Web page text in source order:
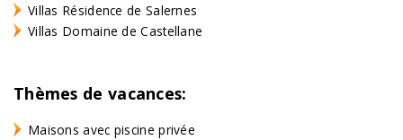
Villas Résidence de Salernes
Villas Domaine de Castellane
Thèmes de vacances:
Maisons avec piscine privée